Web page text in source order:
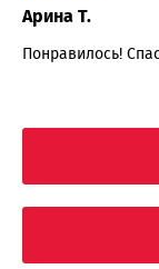
Арина Т.
Понравилось!